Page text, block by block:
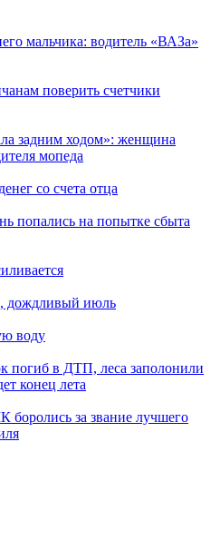
мальчика: водитель «ВАЗа»
поверить счетчики
задним ходом»: женщина
мопеда
со счета отца
попались на попытке сбыта
дождливый июль
воду
погиб в ДТП, леса заполонили
конец лета
боролись за звание лучшего